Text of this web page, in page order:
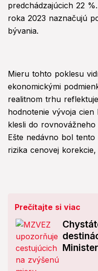
predchádzajúcich 22
roka 2023 naznačujú
bývania.
Mieru tohto poklesu
ekonomickými
realitnom trhu
hodnotenie vývoja
klesli do
Ešte nedávno bol
rizika cenovej
Prečítajte si viac